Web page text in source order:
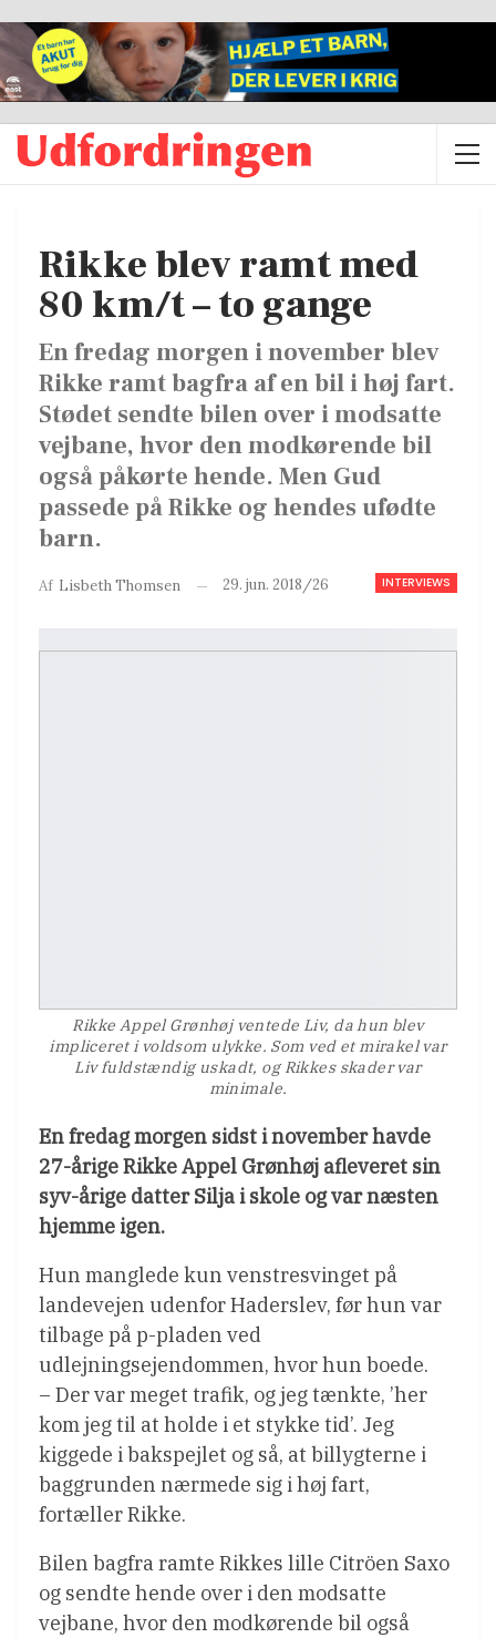
Rikke blev ramt med
80 km/t – to gange
En fredag morgen i november blev
Rikke ramt bagfra af en bil i høj fart.
Stødet sendte bilen over i modsatte
vejbane, hvor den modkørende bil
også påkørte hende. Men Gud
passede på Rikke og hendes ufødte
barn.
INTERVIEWS
Af Lisbeth Thomsen 29. jun. 2018/26
Rikke Appel Grønhøj ventede Liv, da hun blev
impliceret i voldsom ulykke. Som ved et mirakel var
Liv fuldstændig uskadt, og Rikkes skader var
minimale.
En fredag morgen sidst i november havde
27-årige Rikke Appel Grønhøj afleveret sin
syv-årige datter Silja i skole og var næsten
hjemme igen.
Hun manglede kun venstresvinget på
landevejen udenfor Haderslev, før hun var
tilbage på p-pladen ved
udlejningsejendommen, hvor hun boede.
– Der var meget trafik, og jeg tænkte, ’her
kom jeg til at holde i et stykke tid’. Jeg
kiggede i bakspejlet og så, at billygterne i
baggrunden nærmede sig i høj fart,
fortæller Rikke.
Bilen bagfra ramte Rikkes lille Citröen Saxo
og sendte hende over i den modsatte
vejbane, hvor den modkørende bil også